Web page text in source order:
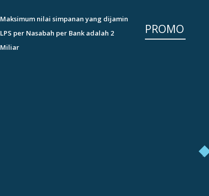
Maksimum nilai simpanan yang dijamin
LPS per Nasabah per Bank adalah 2
Miliar
PROMO